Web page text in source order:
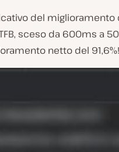
del miglioramento
sceso da 600ms a
netto del